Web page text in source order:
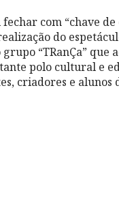
fechar com “chave
do
“TRanÇa” que
polo cultural e
criadores e